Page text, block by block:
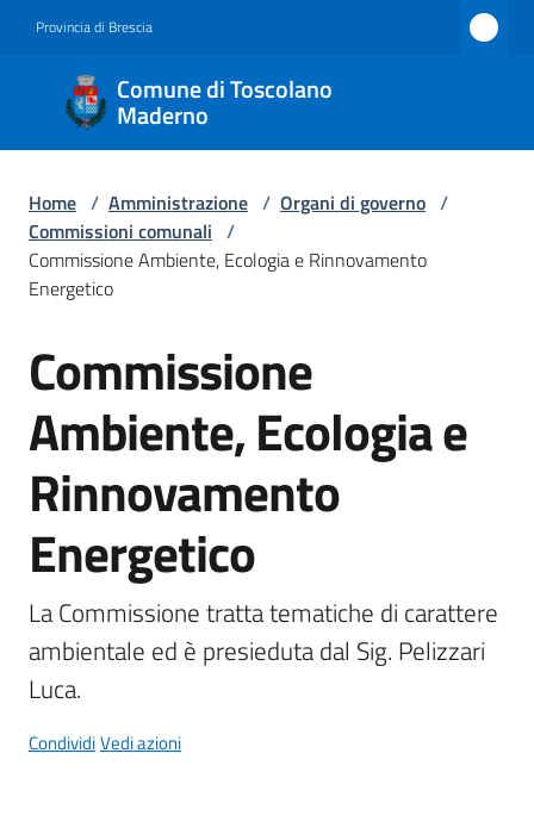
Provincia di Brescia
Comune di Toscolano
Maderno
Comune
di
Toscolano
Maderno
Amministrazione
Novità
Servizi
Vivere
Toscolano
Maderno
P
r
Home / Amministrazione / Organi di governo /
Commissioni comunali /
Commissione Ambiente, Ecologia e Rinnovamento
Energetico
Salta al contenuto
Commissione
Ambiente, Ecologia e
Rinnovamento
Energetico
La Commissione tratta tematiche di carattere
ambientale ed è presieduta dal Sig. Pelizzari
Luca.
CondividiVedi azioni